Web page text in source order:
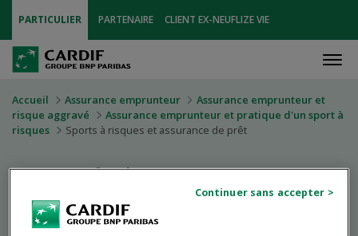
PARTICULIER PARTENAIRE CLIENT EX-NEUFLIZE VIE
Accueil Assurance emprunteur
Assurance emprunteur et
risque aggravé
Assurance emprunteur et pratique d'un sport à
risques
Sports à risques et assurance de prêt
Sports à risques et
assurance de prêt